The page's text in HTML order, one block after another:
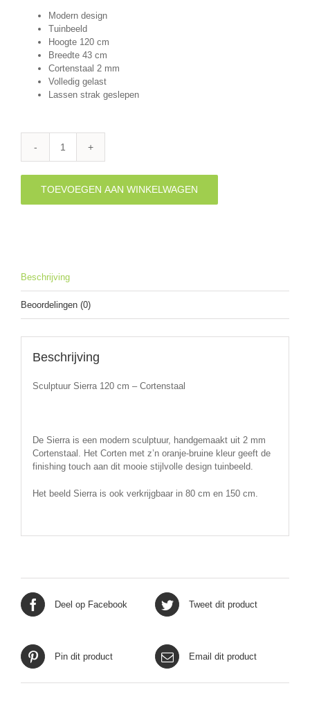
Modern design
Tuinbeeld
Hoogte 120 cm
Breedte 43 cm
Cortenstaal 2 mm
Volledig gelast
Lassen strak geslepen
Sculptuur
cm
-
TOEVOEGEN AAN WINKELWAGEN
Beschrijving
Beoordelingen (0)
Beschrijving
Sculptuur Sierra 120 cm – Cortenstaal
De Sierra is een modern sculptuur, handgemaakt uit 2 mm
Cortenstaal. Het Corten met z’n oranje-bruine kleur geeft de
finishing touch aan dit mooie stijlvolle design tuinbeeld.
Het beeld Sierra is ook verkrijgbaar in 80 cm en 150 cm.
Deel op Facebook Tweet dit product
Pin dit product Email dit product